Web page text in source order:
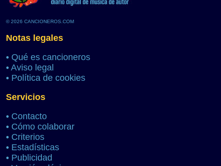
© 2026 CANCIONEROS.COM
Notas legales
• Qué es cancioneros
• Aviso legal
• Política de cookies
Servicios
• Contacto
• Cómo colaborar
• Criterios
• Estadísticas
• Publicidad